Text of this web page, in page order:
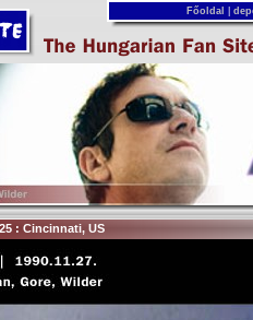
Főoldal
: Cincinnati, US